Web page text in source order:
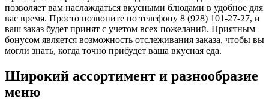
позволяет вам наслаждаться вкусными блюдами в удобное для
вас время. Просто позвоните по телефону 8 (928) 101-27-27, и
ваш заказ будет принят с учетом всех пожеланий. Приятным
бонусом является возможность отслеживания заказа, чтобы вы
могли знать, когда точно прибудет ваша вкусная еда.
Широкий ассортимент и разнообразие
меню